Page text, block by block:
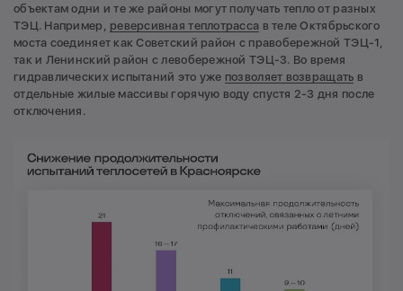
объектам одни и те же районы могут получать тепло от разных
ТЭЦ. Например, реверсивная теплотрасса в теле Октябрьского
моста соединяет как Советский район с правобережной ТЭЦ-1,
так и Ленинский район с левобережной ТЭЦ-3. Во время
гидравлических испытаний это уже позволяет возвращать в
отдельные жилые массивы горячую воду спустя 2-3 дня после
отключения.